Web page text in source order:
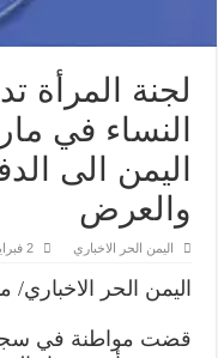
لجنة المرأة
النساء في
اليمن الى
والعرض
اليمن الحر الاخباري 2 فبراير، 2021
اليمن الحر الاخباري/
قضت مواطنة في